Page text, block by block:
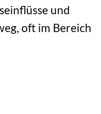
und
oft im Bereich